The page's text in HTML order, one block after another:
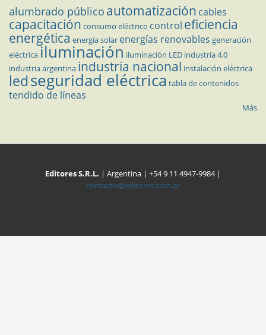
alumbrado público automatización cables
capacitación consumo eléctrico control eficiencia
energética energía solar energías renovables generación
eléctricailuminación iluminación LED industria 4.0
industria argentina industria nacional instalación eléctrica
ledseguridad eléctrica tabla de contenidos
tendido de líneas
Más
Editores S.R.L. | Argentina | +54 9 11 4947-9984 |
contacto@editores.com.ar